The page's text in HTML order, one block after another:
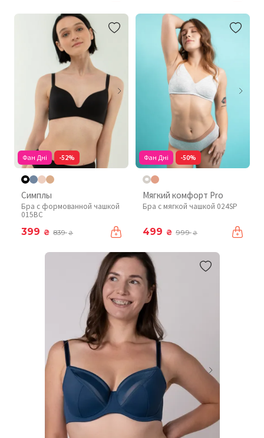
Фан Дні -52%
Симплы
Бра с формованной чашкой
015BC
399 ₴ 839₴
Фан Дні -50%
Мягкий комфорт Pro
Бра с мягкой чашкой 024SP
499 ₴ 999₴